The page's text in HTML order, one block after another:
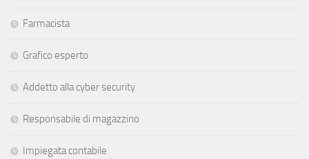
Farmacista
Grafico esperto
Addetto alla cyber security
Responsabile di magazzino
Impiegata contabile